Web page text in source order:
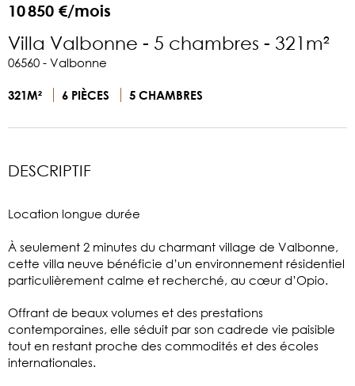
10 850 €/mois
Villa Valbonne - 5 chambres - 321m²
06560 - Valbonne
321M² 6 PIÈCES 5 CHAMBRES
DESCRIPTIF
Location longue durée
À seulement 2 minutes du charmant village de Valbonne,
cette villa neuve bénéficie d’un environnement résidentiel
particulièrement calme et recherché, au cœur d’Opio.
Offrant de beaux volumes et des prestations
contemporaines, elle séduit par son cadrede vie paisible
tout en restant proche des commodités et des écoles
internationales.